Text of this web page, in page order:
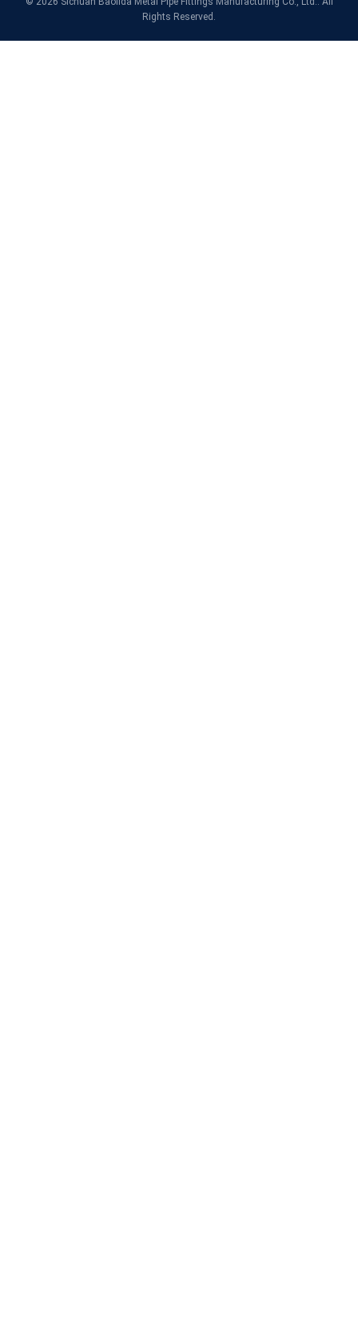
Rights Reserved.